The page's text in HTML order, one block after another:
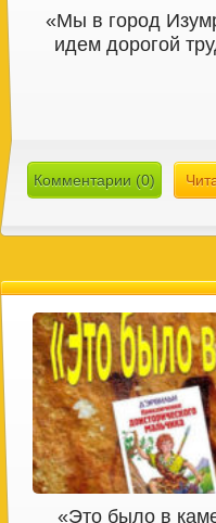
«Мы в город
идем дорогой
Комментарии (0)
«Это было в